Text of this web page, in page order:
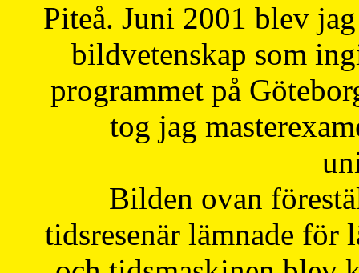
Piteå. Juni 2001 blev
bildvetenskap som
programmet på
tog jag
Bilden ovan
tidsresenär lämnade för